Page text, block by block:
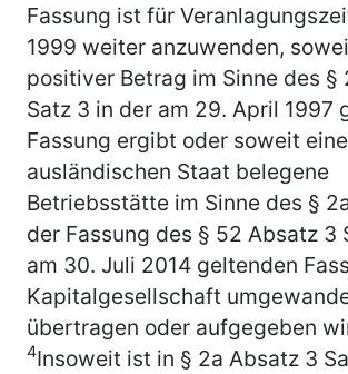
Fassung ist für
1999 weiter anzuwenden,
positiver Betrag im Sinne des §
Satz 3 in der am 29. April 1997
Fassung ergibt oder soweit
ausländischen Staat belegene
Betriebsstätte im Sinne des §
der Fassung des § 52 Absatz 3
am 30. Juli 2014 geltenden
Kapitalgesellschaft
übertragen oder aufgegeben
4Insoweit ist in § 2a Absatz 3